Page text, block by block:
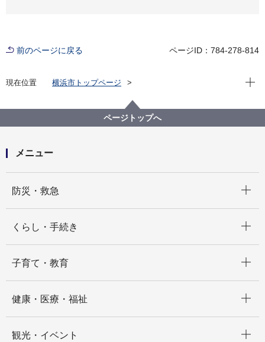
前のページに戻る ページID：784-278-814
現在位置
横浜市トップページ
建築局
擁壁を作る場合、手続きが必要ですか。
現在
ページトップへ
メニュー
防災・救急
くらし・手続き
子育て・教育
健康・医療・福祉
観光・イベント